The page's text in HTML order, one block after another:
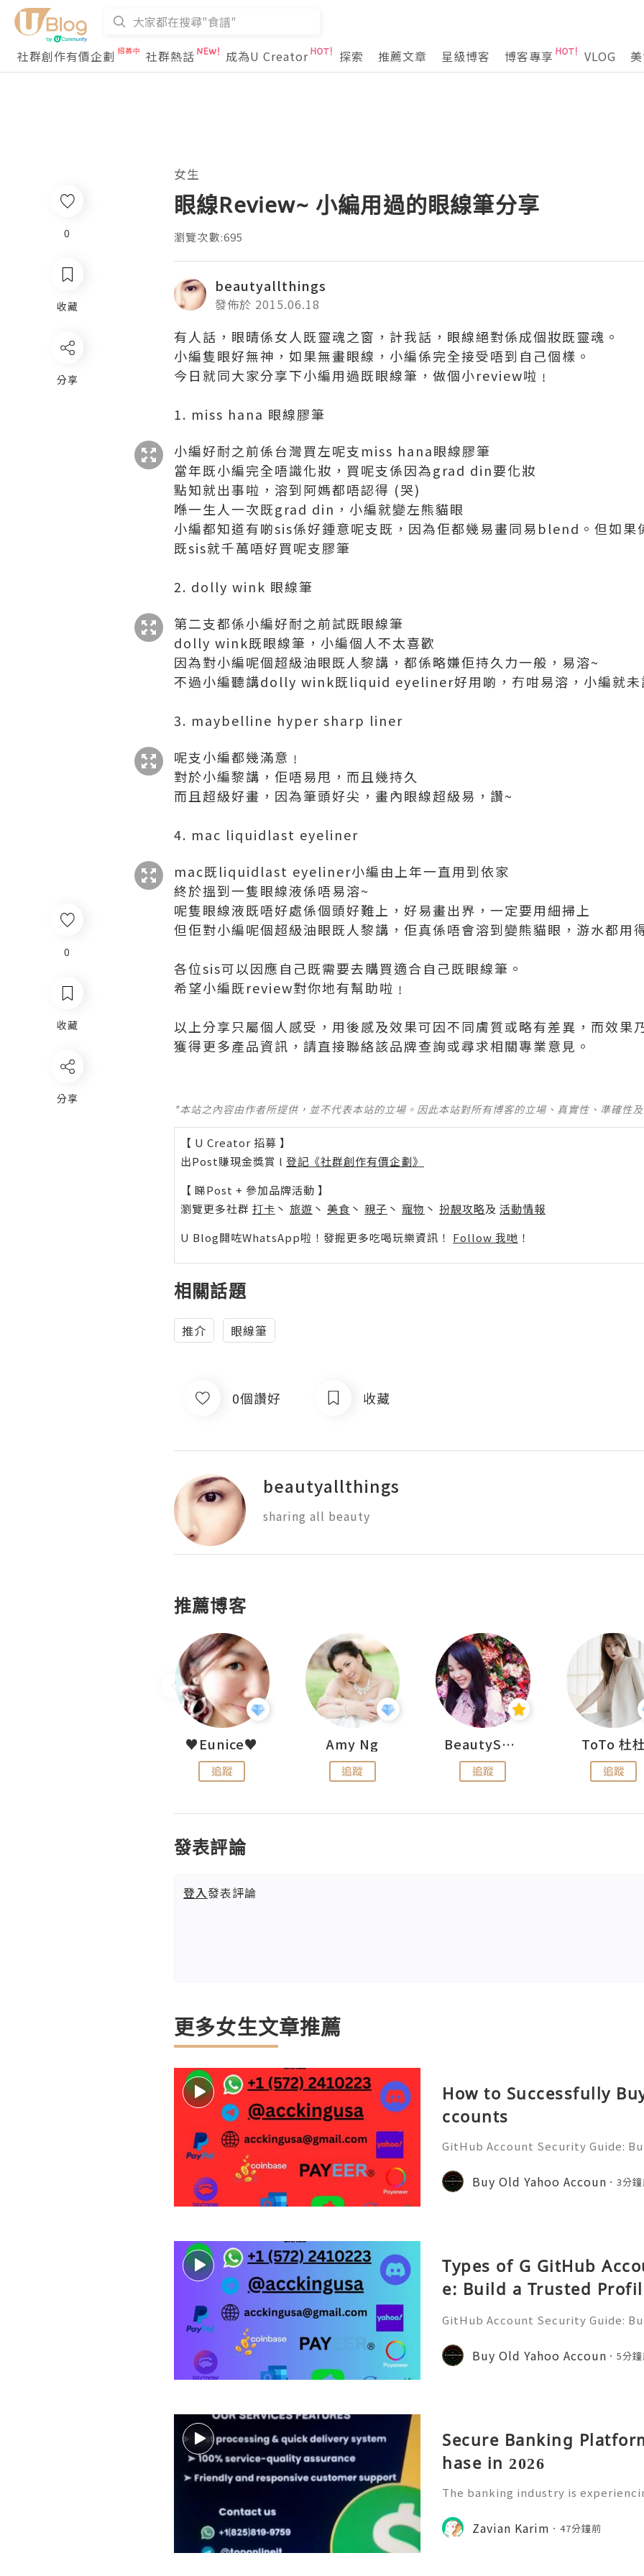
社群創作有價企劃 社群熱話 成為U Creator 探索 推薦文章 星級博客 博客專享 VLOG
0
收藏
分享
女生
眼線Review~ 小編用過的眼線筆分享
瀏覽次數:695
beautyallthings
發佈於 2015.06.18
有人話，眼晴係女人既靈魂之窗，計我話，眼線絕對係成個妝既靈魂。
小編隻眼好無神，如果無畫眼線，小編係完全接受唔到自己個樣。
今日就同大家分享下小編用過既眼線筆，做個小review啦﹗
1. miss hana 眼線膠筆
小編好耐之前係台灣買左呢支miss hana眼線膠筆
當年既小編完全唔識化妝，買呢支係因為grad din要化妝
點知就出事啦，溶到阿媽都唔認得 (哭)
喺一生人一次既grad din，小編就變左熊貓眼
小編都知道有啲sis係好鍾意呢支既，因為佢都幾易畫同易blend。但如果
既sis就千萬唔好買呢支膠筆
2. dolly wink 眼線筆
第二支都係小編好耐之前試既眼線筆
dolly wink既眼線筆，小編個人不太喜歡
因為對小編呢個超級油眼既人黎講，都係略嫌佢持久力一般，易溶~
不過小編聽講dolly wink既liquid eyeliner好用啲，冇咁易溶，小編就未
3. maybelline hyper sharp liner
呢支小編都幾滿意﹗
對於小編黎講，佢唔易甩，而且幾持久
而且超級好畫，因為筆頭好尖，畫內眼線超級易，讚~
4. mac liquidlast eyeliner
mac既liquidlast eyeliner小編由上年一直用到依家
終於搵到一隻眼線液係唔易溶~
呢隻眼線液既唔好處係個頭好難上，好易畫出界，一定要用細掃上
但佢對小編呢個超級油眼既人黎講，佢真係唔會溶到變熊貓眼，游水都用
各位sis可以因應自己既需要去購買適合自己既眼線筆。
希望小編既review對你地有幫助啦﹗
以上分享只屬個人感受，用後感及效果可因不同膚質或略有差異，而效果
獲得更多產品資訊，請直接聯絡該品牌查詢或尋求相關專業意見。
*本站之內容由作者所提供，並不代表本站的立場。因此本站對所有博客的立場、真實性、準確性
【 U Creator 招募 】
出Post賺現金獎賞 l 登記《社群創作有價企劃》
【 睇Post + 參加品牌活動 】
瀏覽更多社群 打卡 丶 旅遊 丶 美食 丶 親子 丶 寵物 丶 扮靚攻略及 活動情報
U Blog開咗WhatsApp啦！發掘更多吃喝玩樂資訊！ Follow 我哋 ！
相關話題
推介 眼線筆
0個讚好 收藏
beautyallthings
sharing all beauty
推薦博客
♥Eunice♥
追蹤
Amy Ng
追蹤
BeautySearch
追蹤
ToTo 杜
追蹤
發表評論
登入發表評論
更多女生文章推薦
How to Successfully
ccounts
GitHub Account Security Guide:
d's leading platforms for
ration. Millions of develo
Buy Old Yahoo Accoun 3分
Types of G GitHub
e: Build a Trusted
ur DevitHub accounts
GitHub Account Security Guide:
d's leading platforms for
ration. Millions of develo
Buy Old Yahoo Accoun 5分
Secure Banking
hase in 2026
The banking industry is
ng finances. In 2026, secure
ecoming increasingly
Zavian Karim 47分鐘前
0
收藏
分享